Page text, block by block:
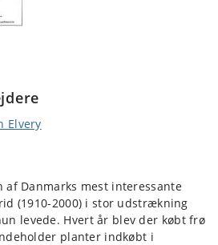
Elvery
af Danmarks mest interessante
(1910-2000) i stor udstrækning
levede. Hvert år blev der købt frø
planter indkøbt i